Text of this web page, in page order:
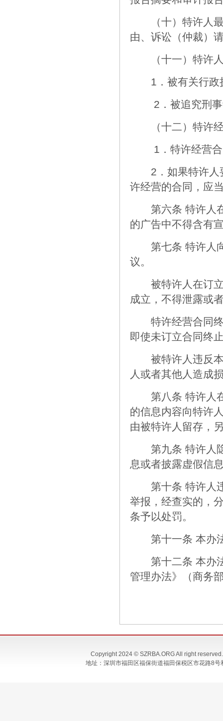
（十）特许人最
由、诉讼（仲裁）
（十一）特许人
1．被有关行政
2．被追究刑事
（十二）特许经
1．特许经营合
2．如果特许人要
许经营的合同，应
第六条 特许人在
的广告中不得含有
第七条 特许人向
议。
被特许人在订立
成立，不得泄露或
特许经营合同终
即使未订立合同终
被特许人违反本
人或者其他人造成
第八条 特许人在
的信息内容向特许
由被特许人留存，
第九条 特许人隐
息或者披露虚假信
第十条 特许人违
举报，经查实的，
条予以处罚。
第十一条 本办法
第十二条 本办法
管理办法》（商务
Copyright 2024 © SZRBA.ORG All right
地址：深圳市福田区福保街道福田保税区市花路8